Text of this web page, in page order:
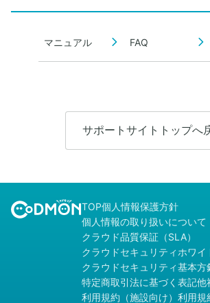
マニュアル FAQ
サポートサイトトップへ
TOP個人情報保護方針
個人情報の取り扱いについて
クラウド品質保証（SLA）
クラウドセキュリティホワイ
クラウドセキュリティ基本方
特定商取引法に基づく表記他
利用規約（施設向け） 利用規